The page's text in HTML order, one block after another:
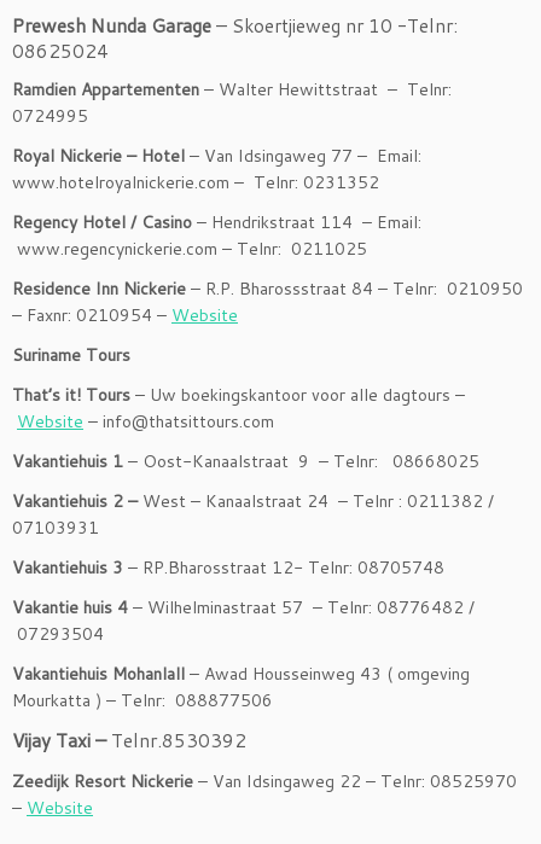
Prewesh Nunda Garage– Skoertjieweg nr 10 -Telnr:
08625024
Ramdien Appartementen – Walter Hewittstraat – Telnr:
0724995
Royal Nickerie – Hotel – Van Idsingaweg 77 – Email:
www.hotelroyalnickerie.com – Telnr: 0231352
Regency Hotel / Casino – Hendrikstraat 114 – Email:
www.regencynickerie.com – Telnr: 0211025
Residence Inn Nickerie – R.P. Bharossstraat 84 – Telnr: 0210950
– Faxnr: 0210954 – Website
Suriname Tours
That’s it! Tours – Uw boekingskantoor voor alle dagtours –
Website – info@thatsittours.com
Vakantiehuis 1 – Oost-Kanaalstraat 9 – Telnr: 08668025
Vakantiehuis 2 – West – Kanaalstraat 24 – Telnr : 0211382 /
07103931
Vakantiehuis 3 – RP.Bharosstraat 12- Telnr: 08705748
Vakantie huis 4 – Wilhelminastraat 57 – Telnr: 08776482 /
07293504
Vakantiehuis Mohanlall – Awad Housseinweg 43 ( omgeving
Mourkatta ) – Telnr: 088877506
Vijay Taxi –Telnr.8530392
Zeedijk Resort Nickerie – Van Idsingaweg 22 – Telnr: 08525970
– Website